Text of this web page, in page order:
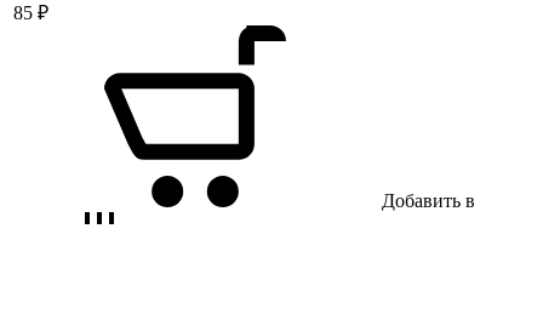
85 ₽
Добавить в